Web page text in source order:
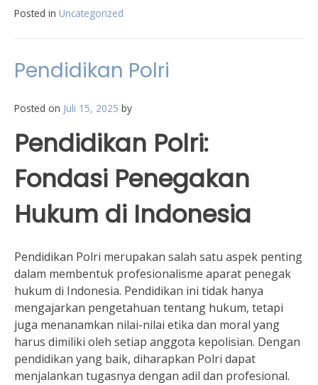
Posted in Uncategorized
Pendidikan Polri
Posted on Juli 15, 2025 by
Pendidikan Polri:
Fondasi Penegakan
Hukum di Indonesia
Pendidikan Polri merupakan salah satu aspek penting
dalam membentuk profesionalisme aparat penegak
hukum di Indonesia. Pendidikan ini tidak hanya
mengajarkan pengetahuan tentang hukum, tetapi
juga menanamkan nilai-nilai etika dan moral yang
harus dimiliki oleh setiap anggota kepolisian. Dengan
pendidikan yang baik, diharapkan Polri dapat
menjalankan tugasnya dengan adil dan profesional.